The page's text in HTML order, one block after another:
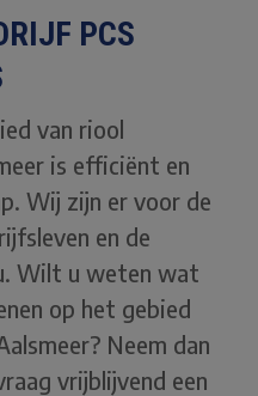
PCS
van riool
is efficiënt en
Wij zijn er voor de
en de
Wilt u weten wat
op het gebied
Neem dan
vrijblijvend een